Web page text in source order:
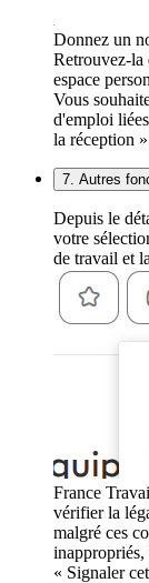
Donnez un
Retrouvez-la
espace
Vous
d'emploi
la réception
7. Autres
Depuis le
votre
de travail et
France
vérifier la
malgré ces
« Signaler